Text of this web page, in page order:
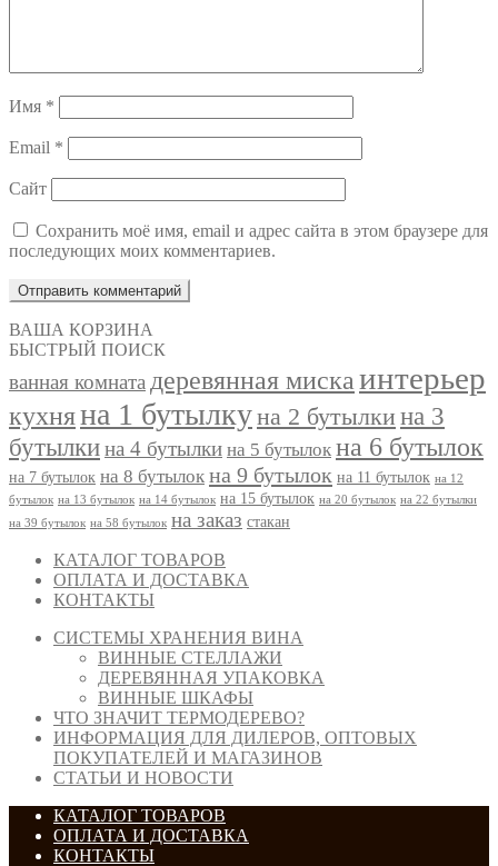
Имя *
Email *
Сайт
Сохранить моё имя, email и адрес сайта в этом браузере для
последующих моих комментариев.
ВАША КОРЗИНА
БЫСТРЫЙ ПОИСК
ванная комната деревянная миска интерьер
кухняна 1 бутылкуна 2 бутылки на 3
бутылкина 4 бутылки на 5 бутылок на 6 бутылок
на 7 бутылок на 8 бутылок на 9 бутылок на 11 бутылок на 12
бутылок на 13 бутылок на 14 бутылок на 15 бутылок на 20 бутылок на 22 бутылки
на 39 бутылок на 58 бутылок на заказ стакан
КАТАЛОГ ТОВАРОВ
ОПЛАТА И ДОСТАВКА
КОНТАКТЫ
СИСТЕМЫ ХРАНЕНИЯ ВИНА
ВИННЫЕ СТЕЛЛАЖИ
ДЕРЕВЯННАЯ УПАКОВКА
ВИННЫЕ ШКАФЫ
ЧТО ЗНАЧИТ ТЕРМОДЕРЕВО?
ИНФОРМАЦИЯ ДЛЯ ДИЛЕРОВ, ОПТОВЫХ
ПОКУПАТЕЛЕЙ И МАГАЗИНОВ
СТАТЬИ И НОВОСТИ
КАТАЛОГ ТОВАРОВ
ОПЛАТА И ДОСТАВКА
КОНТАКТЫ